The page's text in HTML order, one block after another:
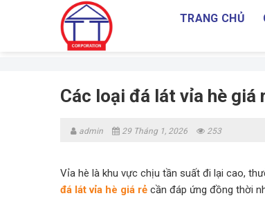
TRANG CHỦ
Các loại đá lát vỉa hè giá
admin 29 Tháng 1, 2026 253
Vỉa hè là khu vực chịu tần suất đi lại cao,
đá lát vỉa hè giá rẻ cần đáp ứng đồng thời